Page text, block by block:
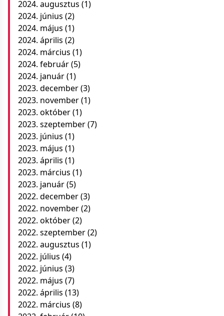
2024. augusztus (1)
2024. június (2)
2024. május (1)
2024. április (2)
2024. március (1)
2024. február(5)
2024. január(1)
2023. december(3)
2023. november(1)
2023. október(1)
2023. szeptember(7)
2023. június (1)
2023. május (1)
2023. április (1)
2023. március (1)
2023. január(5)
2022. december(3)
2022. november(2)
2022. október(2)
2022. szeptember(2)
2022. augusztus (1)
2022. július (4)
2022. június (3)
2022. május (7)
2022. április (13)
2022. március (8)